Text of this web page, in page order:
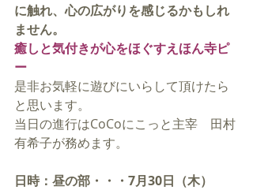
に触れ、心の広がりを感じるかもしれ
ません。
癒しと気付きが心をほぐすえほん寺ピ
ー
是非お気軽に遊びにいらして頂けたら
と思います。
当日の進行はCoCoにこっと主宰　田村
有希子が務めます。
日時：昼の部・・・7月30日（木）